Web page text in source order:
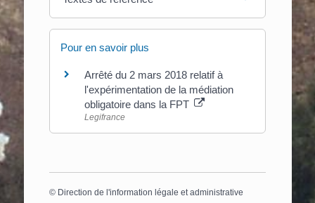
Pour en savoir plus
Arrêté du 2 mars 2018 relatif à
l'expérimentation de la médiation
obligatoire dans la FPT
Legifrance
© Direction de l'information légale et administrative